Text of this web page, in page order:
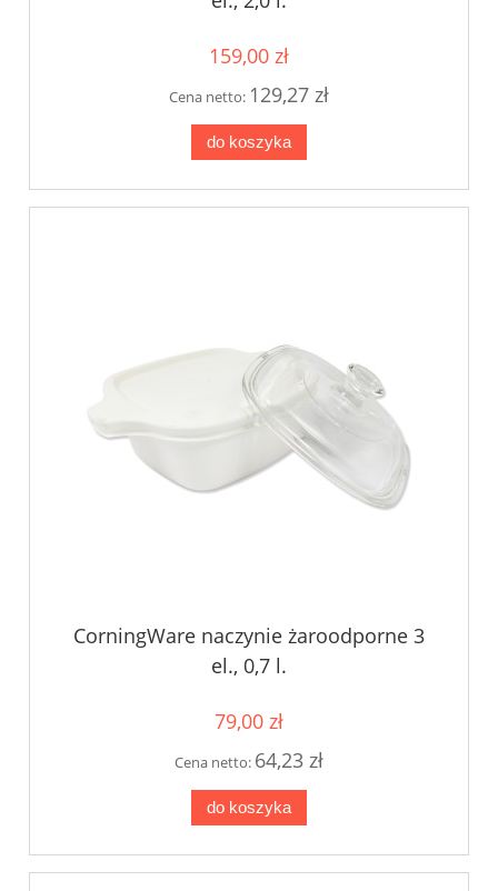
159,00 zł
Cena netto: 129,27 zł
do koszyka
CorningWare naczynie żaroodporne 3
el., 0,7 l.
79,00 zł
Cena netto: 64,23 zł
do koszyka